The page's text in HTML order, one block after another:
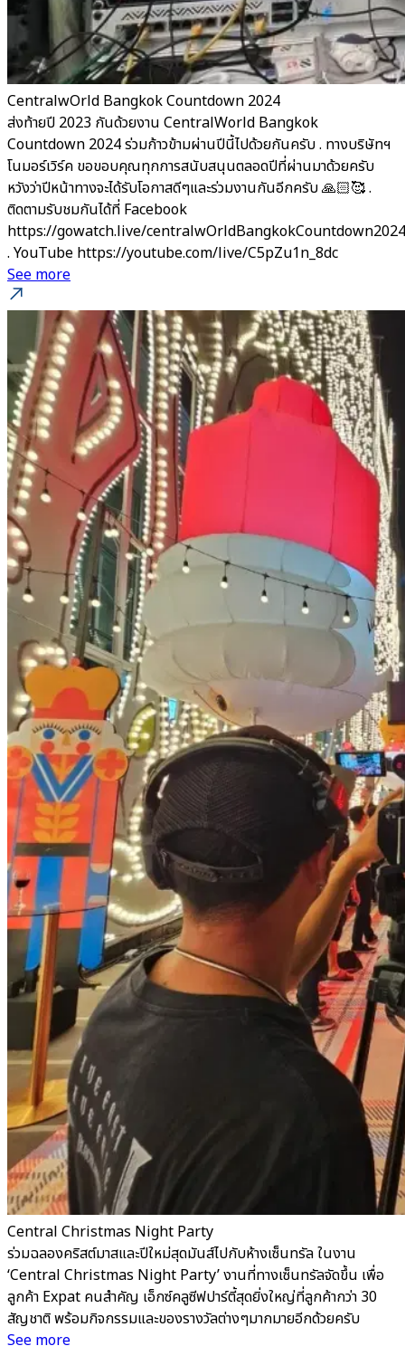
CentralwOrld Bangkok Countdown 2024
ส่งท้ายปี 2023 กันด้วยงาน CentralWorld Bangkok
Countdown 2024 ร่วมก้าวข้ามผ่านปีนี้ไปด้วยกันครับ . ทางบริษัทฯ
โนมอร์เวิร์ค ขอขอบคุณทุกการสนับสนุนตลอดปีที่ผ่านมาด้วยครับ
หวังว่าปีหน้าทางจะได้รับโอกาสดีๆและร่วมงานกันอีกครับ 🙏🏻🥰 .
ติดตามรับชมกันได้ที่ Facebook
https://gowatch.live/centralwOrldBangkokCountdown2024
. YouTube https://youtube.com/live/C5pZu1n_8dc
See more
Central Christmas Night Party
ร่วมฉลองคริสต์มาสและปีใหม่สุดมันส์ไปกับห้างเซ็นทรัล ในงาน
‘Central Christmas Night Party’ งานที่ทางเซ็นทรัลจัดขึ้น เพื่อ
ลูกค้า Expat คนสำคัญ เอ็กซ์คลูซีฟปาร์ตี้สุดยิ่งใหญ่ที่ลูกค้ากว่า 30
สัญชาติ พร้อมกิจกรรมและของรางวัลต่างๆมากมายอีกด้วยครับ
See more